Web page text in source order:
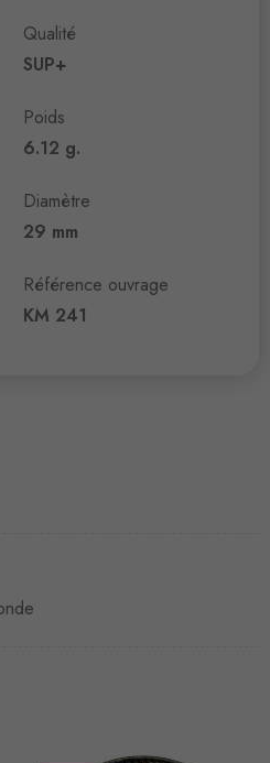
Qualité
SUP+
Poids
6.12 g.
Diamètre
29 mm
Référence ouvrage
KM 241